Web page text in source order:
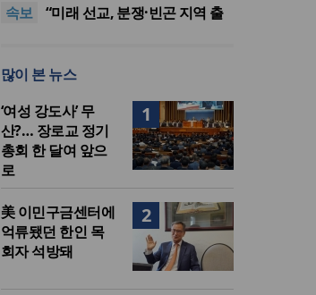
속보
“미사일 속에서도 복음은 전해
“미래 선교, 분쟁·빈곤 지역 출
발
말씀은 같은데 왜 열매는 다를
美 이민구금센터에 억류됐던
한인 목회자 석방돼
많이 본 뉴스
1
‘여성 강도사’ 무
산?… 장로교 정기
총회 한 달여 앞으
로
2
美 이민구금센터에
억류됐던 한인 목
회자 석방돼